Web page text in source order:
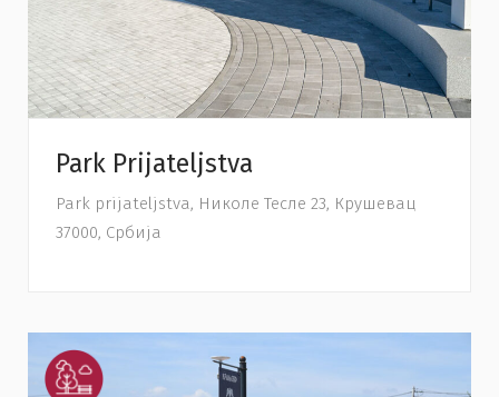
Park Prijateljstva
Park prijateljstva, Николе Тесле 23, Крушевац
37000, Србија